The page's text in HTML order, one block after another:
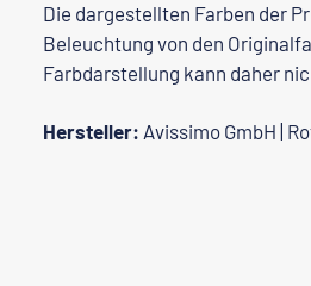
Die dargestellten Farben der
Beleuchtung von den
Farbdarstellung kann daher
Hersteller: Avissimo GmbH |